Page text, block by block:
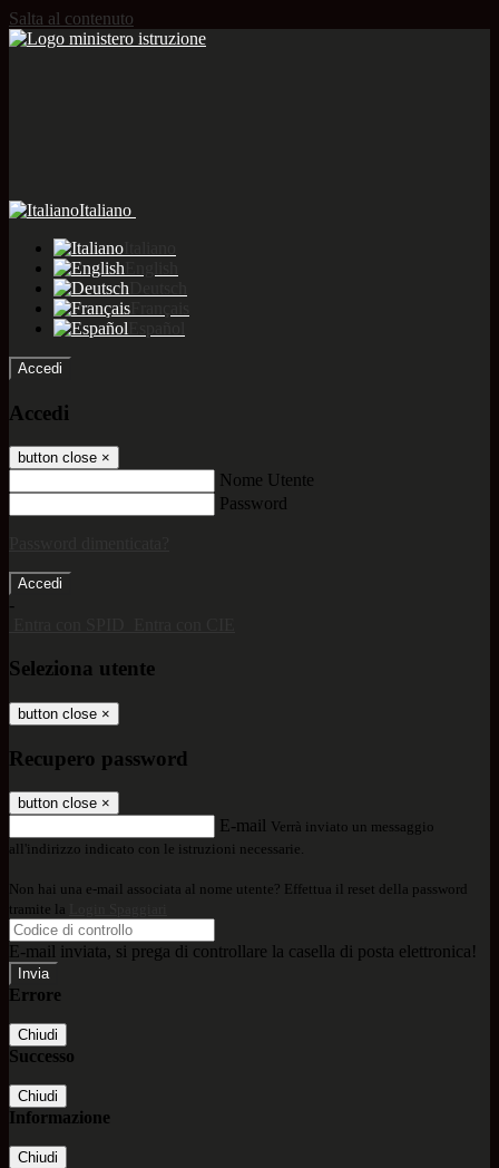
Salta al contenuto
Italiano
Accedi
Accedi
button close ×
Nome Utente
Password
-
Seleziona utente
button close ×
Recupero password
button close ×
E-mail Verrà inviato un messaggio
all'indirizzo indicato con le istruzioni necessarie.
Non hai una e-mail associata al nome utente? Effettua il reset della password
tramite la
E-mail inviata, si prega di controllare la casella di posta elettronica!
Errore
Chiudi
Successo
Chiudi
Informazione
Chiudi